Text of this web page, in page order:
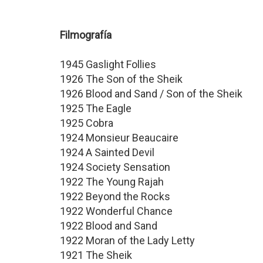
Filmografía
1945 Gaslight Follies
1926 The Son of the Sheik
1926 Blood and Sand / Son of the Sheik
1925 The Eagle
1925 Cobra
1924 Monsieur Beaucaire
1924 A Sainted Devil
1924 Society Sensation
1922 The Young Rajah
1922 Beyond the Rocks
1922 Wonderful Chance
1922 Blood and Sand
1922 Moran of the Lady Letty
1921 The Sheik